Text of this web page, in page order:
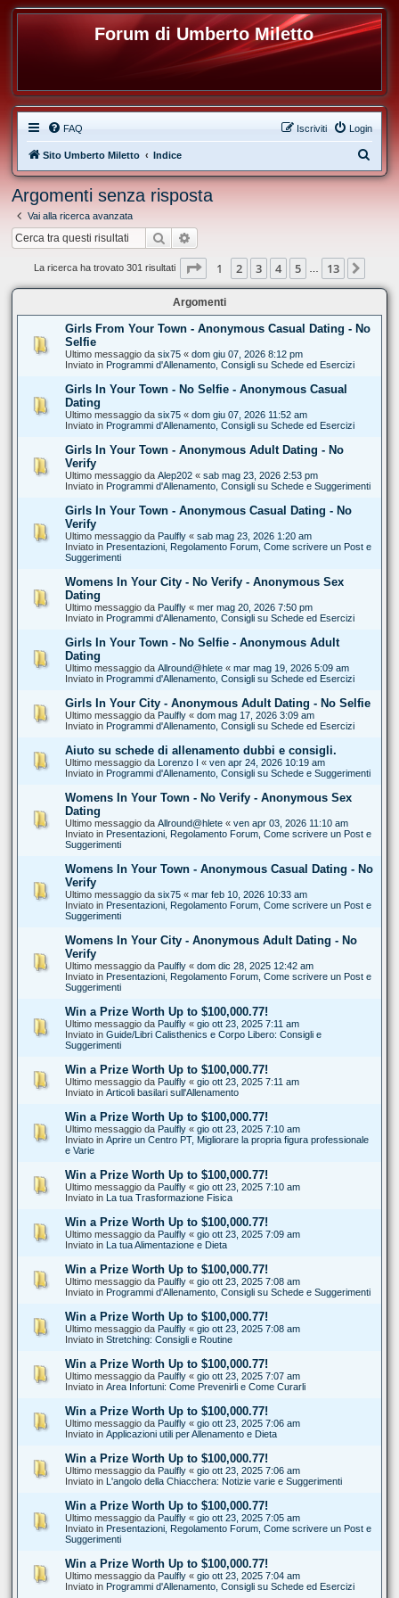
Forum di Umberto Miletto
FAQ Login
Iscriviti
Sito Umberto Miletto Indice
e
Argomenti senza risposta
Vai alla ricerca avanzata
Cerca
La ricerca ha trovato 301 risultati Pagina di 13
1 2 3 4 5 13
Argomenti
Girls From Your Town - Anonymous Casual Dating - No
Selfie
Ultimo messaggio da six75 « dom giu 07, 2026 8:12 pm
Inviato in Programmi d'Allenamento, Consigli su Schede ed Esercizi
Girls In Your Town - No Selfie - Anonymous Casual
Dating
Ultimo messaggio da six75 « dom giu 07, 2026 11:52 am
Inviato in Programmi d'Allenamento, Consigli su Schede ed Esercizi
Girls In Your Town - Anonymous Adult Dating - No
Verify
Ultimo messaggio da Alep202 « sab mag 23, 2026 2:53 pm
Inviato in Programmi d'Allenamento, Consigli su Schede e Suggerimenti
Girls In Your Town - Anonymous Casual Dating - No
Verify
Ultimo messaggio da Paulfly « sab mag 23, 2026 1:20 am
Inviato in Presentazioni, Regolamento Forum, Come scrivere un Post e
Suggerimenti
Womens In Your City - No Verify - Anonymous Sex
Dating
Ultimo messaggio da Paulfly « mer mag 20, 2026 7:50 pm
Inviato in Programmi d'Allenamento, Consigli su Schede ed Esercizi
Girls In Your Town - No Selfie - Anonymous Adult
Dating
Ultimo messaggio da Allround@hlete « mar mag 19, 2026 5:09 am
Inviato in Programmi d'Allenamento, Consigli su Schede ed Esercizi
Girls In Your City - Anonymous Adult Dating - No Selfie
Ultimo messaggio da Paulfly « dom mag 17, 2026 3:09 am
Inviato in Programmi d'Allenamento, Consigli su Schede ed Esercizi
Aiuto su schede di allenamento dubbi e consigli.
Ultimo messaggio da Lorenzo I « ven apr 24, 2026 10:19 am
Inviato in Programmi d'Allenamento, Consigli su Schede e Suggerimenti
Womens In Your Town - No Verify - Anonymous Sex
Dating
Ultimo messaggio da Allround@hlete « ven apr 03, 2026 11:10 am
Inviato in Presentazioni, Regolamento Forum, Come scrivere un Post e
Suggerimenti
Womens In Your Town - Anonymous Casual Dating - No
Verify
Ultimo messaggio da six75 « mar feb 10, 2026 10:33 am
Inviato in Presentazioni, Regolamento Forum, Come scrivere un Post e
Suggerimenti
Womens In Your City - Anonymous Adult Dating - No
Verify
Ultimo messaggio da Paulfly « dom dic 28, 2025 12:42 am
Inviato in Presentazioni, Regolamento Forum, Come scrivere un Post e
Suggerimenti
Win a Prize Worth Up to $100,000.77!
Ultimo messaggio da Paulfly « gio ott 23, 2025 7:11 am
Inviato in Guide/Libri Calisthenics e Corpo Libero: Consigli e
Suggerimenti
Win a Prize Worth Up to $100,000.77!
Ultimo messaggio da Paulfly « gio ott 23, 2025 7:11 am
Inviato in Articoli basilari sull'Allenamento
Win a Prize Worth Up to $100,000.77!
Ultimo messaggio da Paulfly « gio ott 23, 2025 7:10 am
Inviato in Aprire un Centro PT, Migliorare la propria figura professionale
e Varie
Win a Prize Worth Up to $100,000.77!
Ultimo messaggio da Paulfly « gio ott 23, 2025 7:10 am
Inviato in La tua Trasformazione Fisica
Win a Prize Worth Up to $100,000.77!
Ultimo messaggio da Paulfly « gio ott 23, 2025 7:09 am
Inviato in La tua Alimentazione e Dieta
Win a Prize Worth Up to $100,000.77!
Ultimo messaggio da Paulfly « gio ott 23, 2025 7:08 am
Inviato in Programmi d'Allenamento, Consigli su Schede e Suggerimenti
Win a Prize Worth Up to $100,000.77!
Ultimo messaggio da Paulfly « gio ott 23, 2025 7:08 am
Inviato in Stretching: Consigli e Routine
Win a Prize Worth Up to $100,000.77!
Ultimo messaggio da Paulfly « gio ott 23, 2025 7:07 am
Inviato in Area Infortuni: Come Prevenirli e Come Curarli
Win a Prize Worth Up to $100,000.77!
Ultimo messaggio da Paulfly « gio ott 23, 2025 7:06 am
Inviato in Applicazioni utili per Allenamento e Dieta
Win a Prize Worth Up to $100,000.77!
Ultimo messaggio da Paulfly « gio ott 23, 2025 7:06 am
Inviato in L'angolo della Chiacchera: Notizie varie e Suggerimenti
Win a Prize Worth Up to $100,000.77!
Ultimo messaggio da Paulfly « gio ott 23, 2025 7:05 am
Inviato in Presentazioni, Regolamento Forum, Come scrivere un Post e
Suggerimenti
Win a Prize Worth Up to $100,000.77!
Ultimo messaggio da Paulfly « gio ott 23, 2025 7:04 am
Inviato in Programmi d'Allenamento, Consigli su Schede ed Esercizi